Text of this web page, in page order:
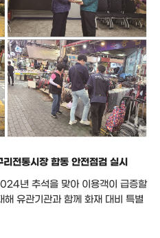
전통시장 합동 안전점검 실시
년 추석을 맞아 이용객이 급증할
해 유관기관과 함께 화재 대비 특별